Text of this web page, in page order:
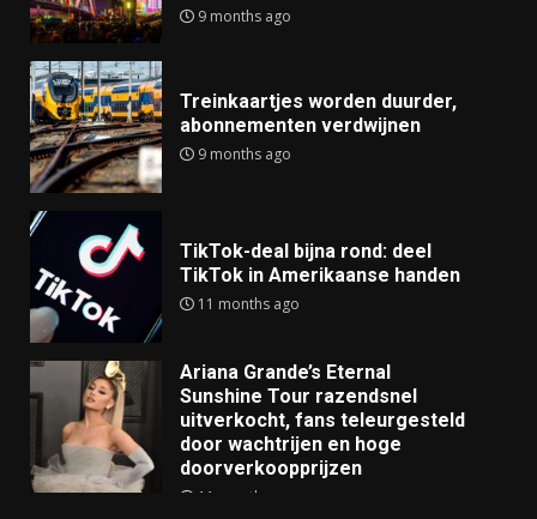
9 months ago
Treinkaartjes worden duurder,
abonnementen verdwijnen
9 months ago
TikTok-deal bijna rond: deel
TikTok in Amerikaanse handen
11 months ago
Ariana Grande’s Eternal
Sunshine Tour razendsnel
uitverkocht, fans teleurgesteld
door wachtrijen en hoge
doorverkoopprijzen
11 months ago